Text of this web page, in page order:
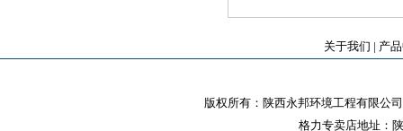
关于我们 | 产
版权所有：陕西永邦环境工程有限公
格力专卖店地址：